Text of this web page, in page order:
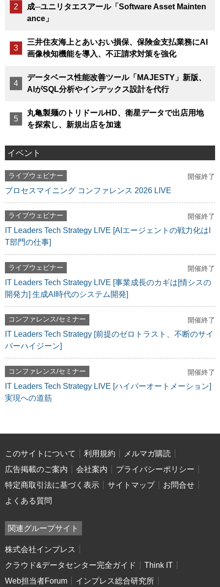
成─ユニリタエスアール「Software Asset Mainten
ance」
三井住友海上とあいおい損保、保険金支払業務にAI
画像検知機能を導入、不正請求対策を強化
データベース性能改善ツール「MAJESTY」新版、
AIがSQL分析やインデックス設計を代行
丸亀製麺のトリドールHD、衛星データで出店用地
を探索し、新規出店を加速
イベント
ライブウェビナー 開催終了
プロセスマイニング コンファレンス 2026 LIVE
ライブウェビナー 開催終了
IT Leaders Tech Strategy LIVE [AIエージェントの戦力化はI
T部門の仕事]
ライブウェビナー 開催終了
IT Leaders Tech Strategy LIVE [事業成長のカギは[情シスの
開発力] 生成AI時代のシステム開発]
コンファレンス/セミナー 開催終了
IT Leaders Tech Strategy [前提のゼロトラスト、不断のサイ
バーハイジーン]
コンファレンス/セミナー 開催終了
IT Leaders Tech Strategy LIVE [ハイパーオートメーション]
実現への道筋
このサイトについて 利用規約
メルマガ購読
広告掲載のご案内
会社案内
プライバシーポリシー
特定商取引法に基づく表示
サイトマップ
お問合せ
よくある質問
関連グループサイト
株式会社インプレス
クラウド&データセンター完全ガイド
Think IT
Web担当者Forum
インプレス総合研究所